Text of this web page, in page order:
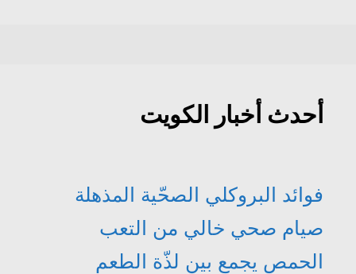
أحدث أخبار الكويت
فوائد البروكلي الصحّية المذهلة
صيام صحي خالي من التعب
الحمص يجمع بين لذّة الطعم